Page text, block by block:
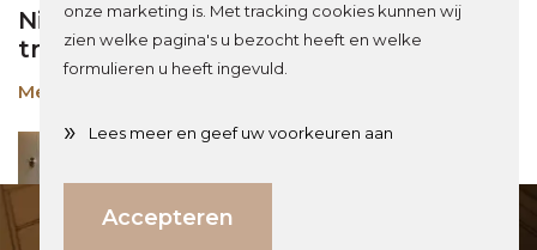
Nieuwbouwtrap wordt eikenhouten Z-
trap door traprenovatie in Eindhoven
Meer over dit project
Direct weten wat jouw investering is?
onze marketing is. Met tracking cookies kunnen wij
zien welke pagina's u bezocht heeft en welke
formulieren u heeft ingevuld.
» Lees meer en geef uw voorkeuren aan
Accepteren